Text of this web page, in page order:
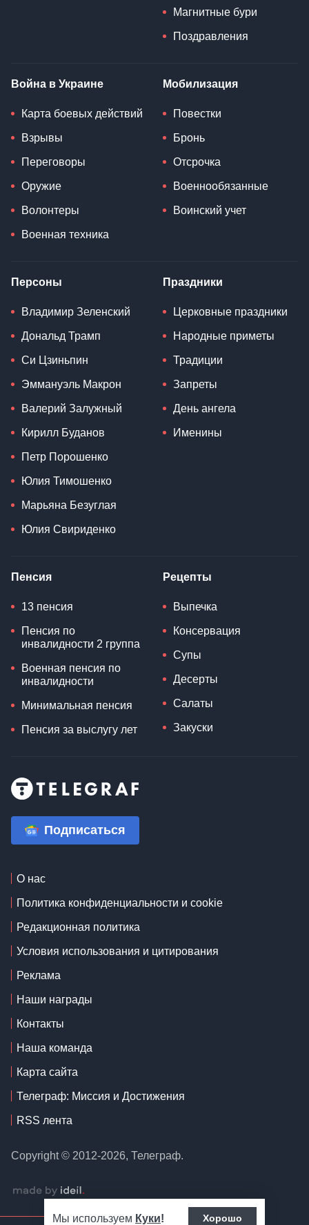
Мы используем Куки! Хорошо
Магнитные бури
Поздравления
Война в Украине
Карта боевых действий
Взрывы
Переговоры
Оружие
Волонтеры
Военная техника
Мобилизация
Повестки
Бронь
Отсрочка
Военнообязанные
Воинский учет
Персоны
Владимир Зеленский
Дональд Трамп
Си Цзиньпин
Эммануэль Макрон
Валерий Залужный
Кирилл Буданов
Петр Порошенко
Юлия Тимошенко
Марьяна Безуглая
Юлия Свириденко
Праздники
Церковные праздники
Народные приметы
Традиции
Запреты
День ангела
Именины
Пенсия
13 пенсия
Пенсия по
инвалидности 2 группа
Военная пенсия по
инвалидности
Минимальная пенсия
Пенсия за выслугу лет
Рецепты
Выпечка
Консервация
Супы
Десерты
Салаты
Закуски
Подписаться
О нас
Политика конфиденциальности и cookie
Редакционная политика
Условия использования и цитирования
Реклама
Наши награды
Контакты
Наша команда
Карта сайта
Телеграф: Миссия и Достижения
RSS лента
Copyright © 2012-2026, Телеграф.